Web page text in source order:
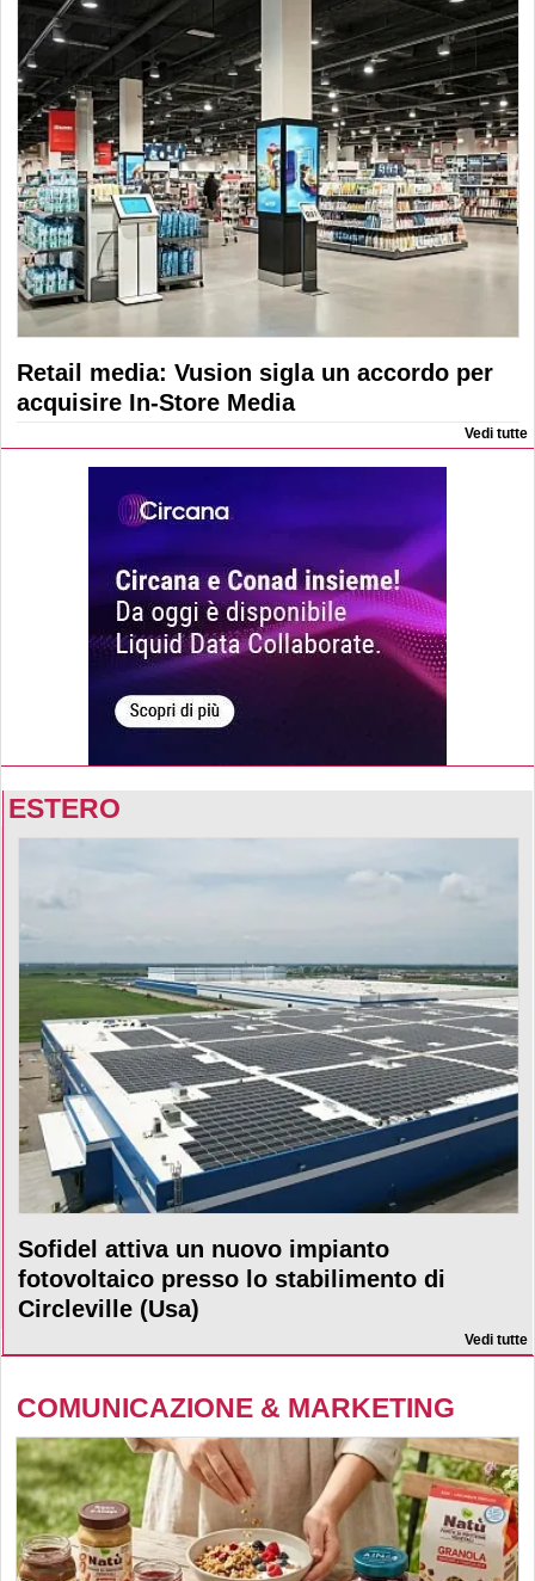
Retail media: Vusion sigla un accordo per
acquisire In-Store Media
Vedi tutte
ESTERO
Sofidel attiva un nuovo impianto
fotovoltaico presso lo stabilimento di
Circleville (Usa)
Vedi tutte
COMUNICAZIONE & MARKETING